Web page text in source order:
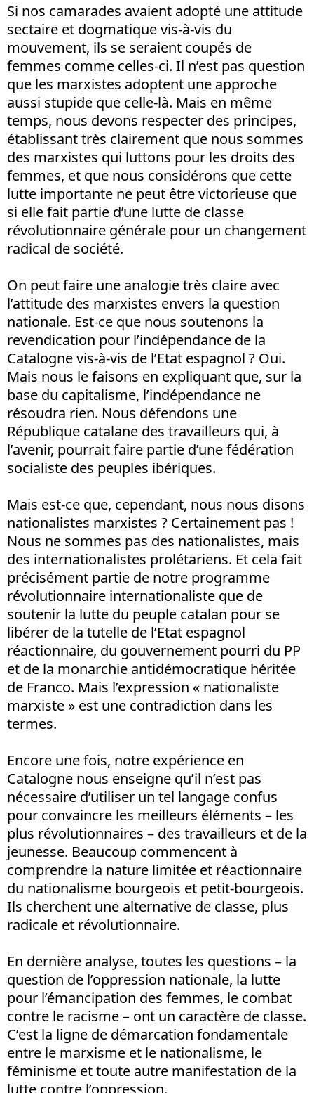
Si nos camarades avaient adopté une attitude
sectaire et dogmatique vis-à-vis du
mouvement, ils se seraient coupés de
femmes comme celles-ci. Il n’est pas question
que les marxistes adoptent une approche
aussi stupide que celle-là. Mais en même
temps, nous devons respecter des principes,
établissant très clairement que nous sommes
des marxistes qui luttons pour les droits des
femmes, et que nous considérons que cette
lutte importante ne peut être victorieuse que
si elle fait partie d’une lutte de classe
révolutionnaire générale pour un changement
radical de société.
On peut faire une analogie très claire avec
l’attitude des marxistes envers la question
nationale. Est-ce que nous soutenons la
revendication pour l’indépendance de la
Catalogne vis-à-vis de l’Etat espagnol ? Oui.
Mais nous le faisons en expliquant que, sur la
base du capitalisme, l’indépendance ne
résoudra rien. Nous défendons une
République catalane des travailleurs qui, à
l’avenir, pourrait faire partie d’une fédération
socialiste des peuples ibériques.
Mais est-ce que, cependant, nous nous disons
nationalistes marxistes ? Certainement pas !
Nous ne sommes pas des nationalistes, mais
des internationalistes prolétariens. Et cela fait
précisément partie de notre programme
révolutionnaire internationaliste que de
soutenir la lutte du peuple catalan pour se
libérer de la tutelle de l’Etat espagnol
réactionnaire, du gouvernement pourri du PP
et de la monarchie antidémocratique héritée
de Franco. Mais l’expression « nationaliste
marxiste » est une contradiction dans les
termes.
Encore une fois, notre expérience en
Catalogne nous enseigne qu’il n’est pas
nécessaire d’utiliser un tel langage confus
pour convaincre les meilleurs éléments – les
plus révolutionnaires – des travailleurs et de la
jeunesse. Beaucoup commencent à
comprendre la nature limitée et réactionnaire
du nationalisme bourgeois et petit-bourgeois.
Ils cherchent une alternative de classe, plus
radicale et révolutionnaire.
En dernière analyse, toutes les questions – la
question de l’oppression nationale, la lutte
pour l’émancipation des femmes, le combat
contre le racisme – ont un caractère de classe.
C’est la ligne de démarcation fondamentale
entre le marxisme et le nationalisme, le
féminisme et toute autre manifestation de la
lutte contre l’oppression.